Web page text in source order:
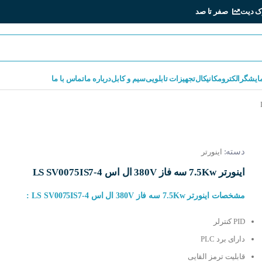
دیت صفر تا صد
الکترومکانیکالتجهیزات تابلوییسیم و کابلدرباره ماتماس با ما
دسته: اینورتر
اینورتر 7.5Kw سه فاز 380V ال اس LS SV0075IS7-4
مشخصات اینورتر 7.5Kw سه فاز 380V ال اس LS SV0075IS7-4 :
PID کنترلر
دارای برد PLC
قابلیت ترمز القایی